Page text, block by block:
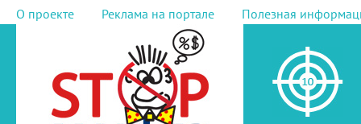
О проекте Реклама на портале Полезная